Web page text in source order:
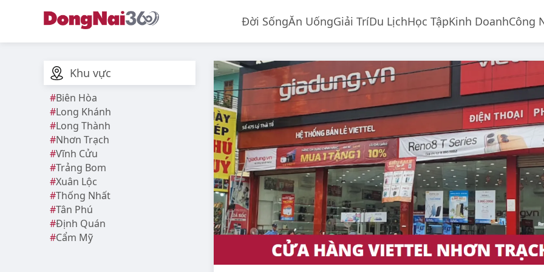
Đời SốngĂn UốngGiải TríDu LịchHọc TậpKinh DoanhCông
Khu vực
Biên Hòa
Long Khánh
Long Thành
Nhơn Trạch
Vĩnh Cửu
Trảng Bom
Xuân Lộc
Thống Nhất
Tân Phú
Định Quán
Cẩm Mỹ